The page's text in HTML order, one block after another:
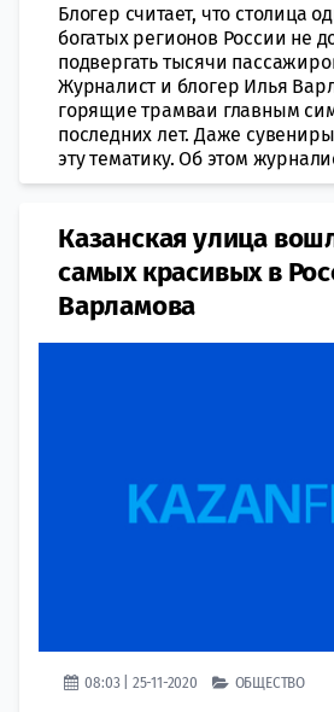
Блогер считает, что столица
богатых регионов России не
подвергать тысячи
Журналист и блогер Илья
горящие трамваи главным
последних лет. Даже
эту тематику. Об этом
Казанская улица
самых красивых в
Варламова
08:03 | 25-11-2020 ОБЩЕСТВО